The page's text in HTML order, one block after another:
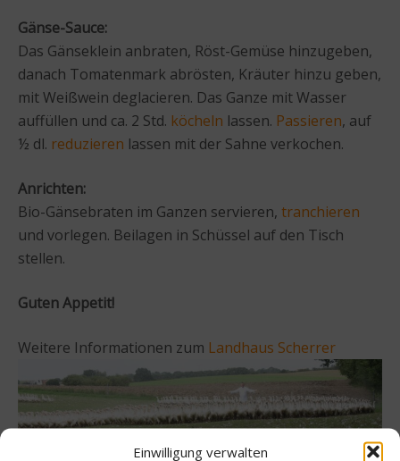
Einwilligung verwalten
Gänse-Sauce:
Das Gänseklein anbraten, Röst-Gemüse hinzugeben,
danach Tomatenmark abrösten, Kräuter hinzu geben,
mit Weißwein deglacieren. Das Ganze mit Wasser
auffüllen und ca. 2 Std. köcheln lassen. Passieren, auf
½ dl. reduzieren lassen mit der Sahne verkochen.
Anrichten:
Bio-Gänsebraten im Ganzen servieren, tranchieren
und vorlegen. Beilagen in Schüssel auf den Tisch
stellen.
Guten Appetit!
Weitere Informationen zum Landhaus Scherrer